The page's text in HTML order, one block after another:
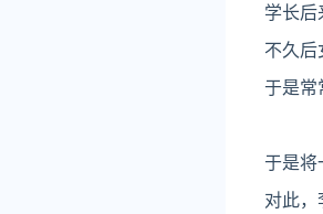
学长后
不久后
于是常
于是将
对此，